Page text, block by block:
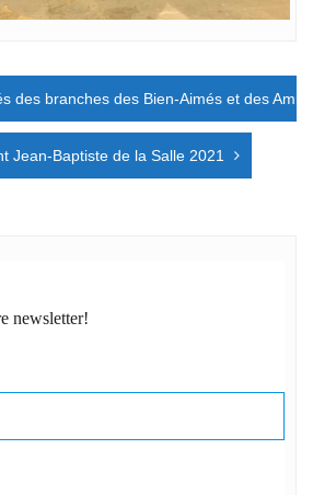
des branches des Bien-Aimés et des
Jean-Baptiste de la Salle 2021
newsletter!